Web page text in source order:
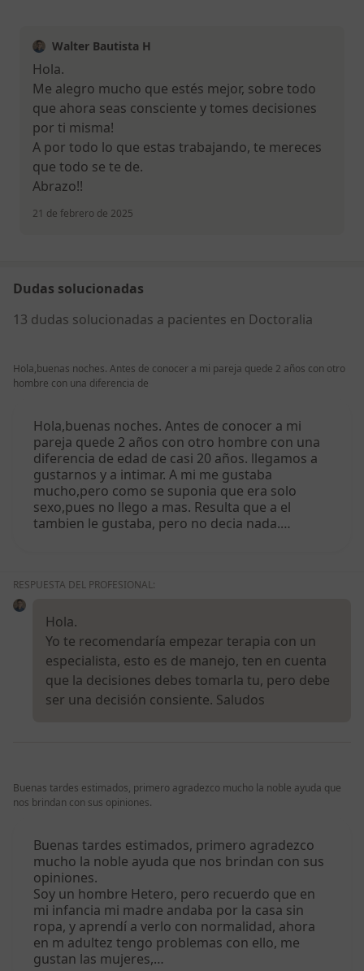
Walter Bautista H
Hola.
Me alegro mucho que estés mejor, sobre todo
que ahora seas consciente y tomes decisiones
por ti misma!
A por todo lo que estas trabajando, te mereces
que todo se te de.
Abrazo!!
21 de febrero de 2025
Dudas solucionadas
13 dudas solucionadas a pacientes en Doctoralia
Hola,buenas noches. Antes de conocer a mi pareja quede 2 años con otro
hombre con una diferencia de
Hola,buenas noches. Antes de conocer a mi
pareja quede 2 años con otro hombre con una
diferencia de edad de casi 20 años. llegamos a
gustarnos y a intimar. A mi me gustaba
mucho,pero como se suponia que era solo
sexo,pues no llego a mas. Resulta que a el
tambien le gustaba, pero no decia nada.…
RESPUESTA DEL PROFESIONAL:
Hola.
Yo te recomendaría empezar terapia con un
especialista, esto es de manejo, ten en cuenta
que la decisiones debes tomarla tu, pero debe
ser una decisión consiente. Saludos
Buenas tardes estimados, primero agradezco mucho la noble ayuda que
nos brindan con sus opiniones.
Buenas tardes estimados, primero agradezco
mucho la noble ayuda que nos brindan con sus
opiniones.
Soy un hombre Hetero, pero recuerdo que en
mi infancia mi madre andaba por la casa sin
ropa, y aprendí a verlo con normalidad, ahora
en m adultez tengo problemas con ello, me
gustan las mujeres,…